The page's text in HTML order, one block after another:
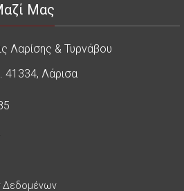
Μας
Λαρίσης & Τυρνάβου
41334, Λάρισα
Δεδομένων